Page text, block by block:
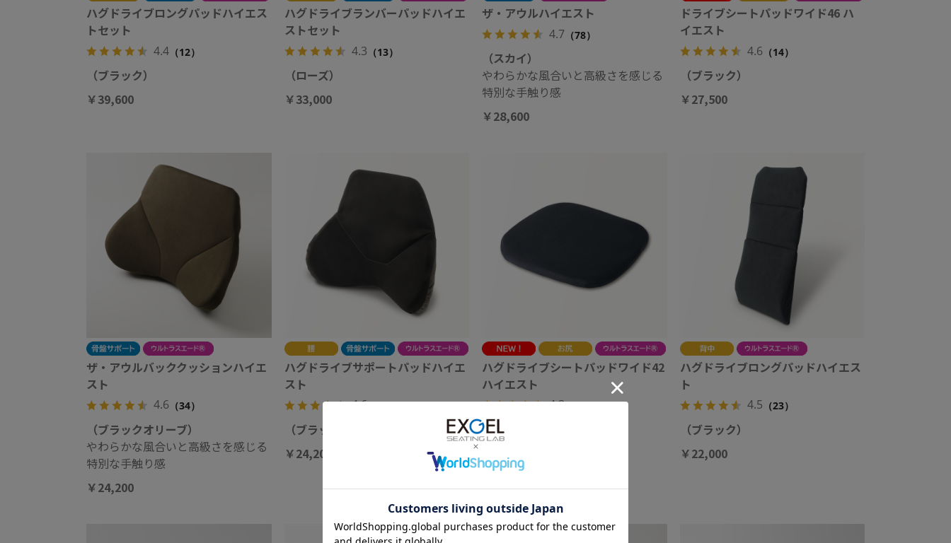
ハグドライブロングパッドハイエス
トセット
4.4 （12）
（ブラック）
￥39,600
ハグドライブランバーパッドハイエ
ストセット
4.3 （13）
（ローズ）
￥33,000
ザ・アウルハイエスト
4.7 （78）
（スカイ）
やわらかな風合いと高級さを感じる
特別な手触り感
￥28,600
ドライブシートパッドワイド46 ハ
イエスト
4.6（14）
（ブラック）
￥27,500
ザ・アウルバッククッションハイエ
スト
4.6 （34）
（ブラックオリーブ）
やわらかな風合いと高級さを感じる
特別な手触り感
￥24,200
ハグドライブサポートパッドハイエ
スト
4.6（28）
（ブラック）
￥24,200
ハグドライブシートパッドワイド42
ハイエスト
4.3（7）
（ブラック）
ハグドライブロングパッドハイエス
ト
4.5 （23）
（ブラック）
￥22,000